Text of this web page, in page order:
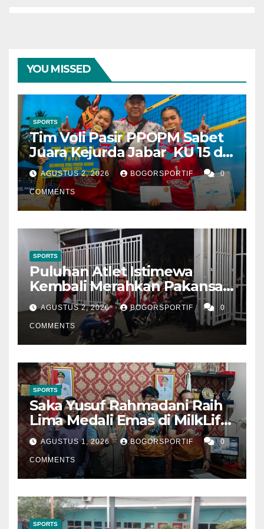
YOU MISSED
SPORTS
Tim Voli Pasir PPOPM Sabet
Juara Kejurda Jabar KU 15 di
Bandung
AGUSTUS 2, 2026 BOGORSPORTIF 0
COMMENTS
SPORTS
Puluhan Atlet Istimewa
Kembali Merahkan Pakansari
Saat Timnas Garuda Lawan
Vietnam
AGUSTUS 2, 2026 BOGORSPORTIF 0
COMMENTS
SPORTS
Saka Yusuf Rahmadani Raih
Lima Medali Emas di MilkLife
Archery Challenge Kejuaran
Nasional Junior 2026
AGUSTUS 1, 2026 BOGORSPORTIF 0
COMMENTS
SPORTS